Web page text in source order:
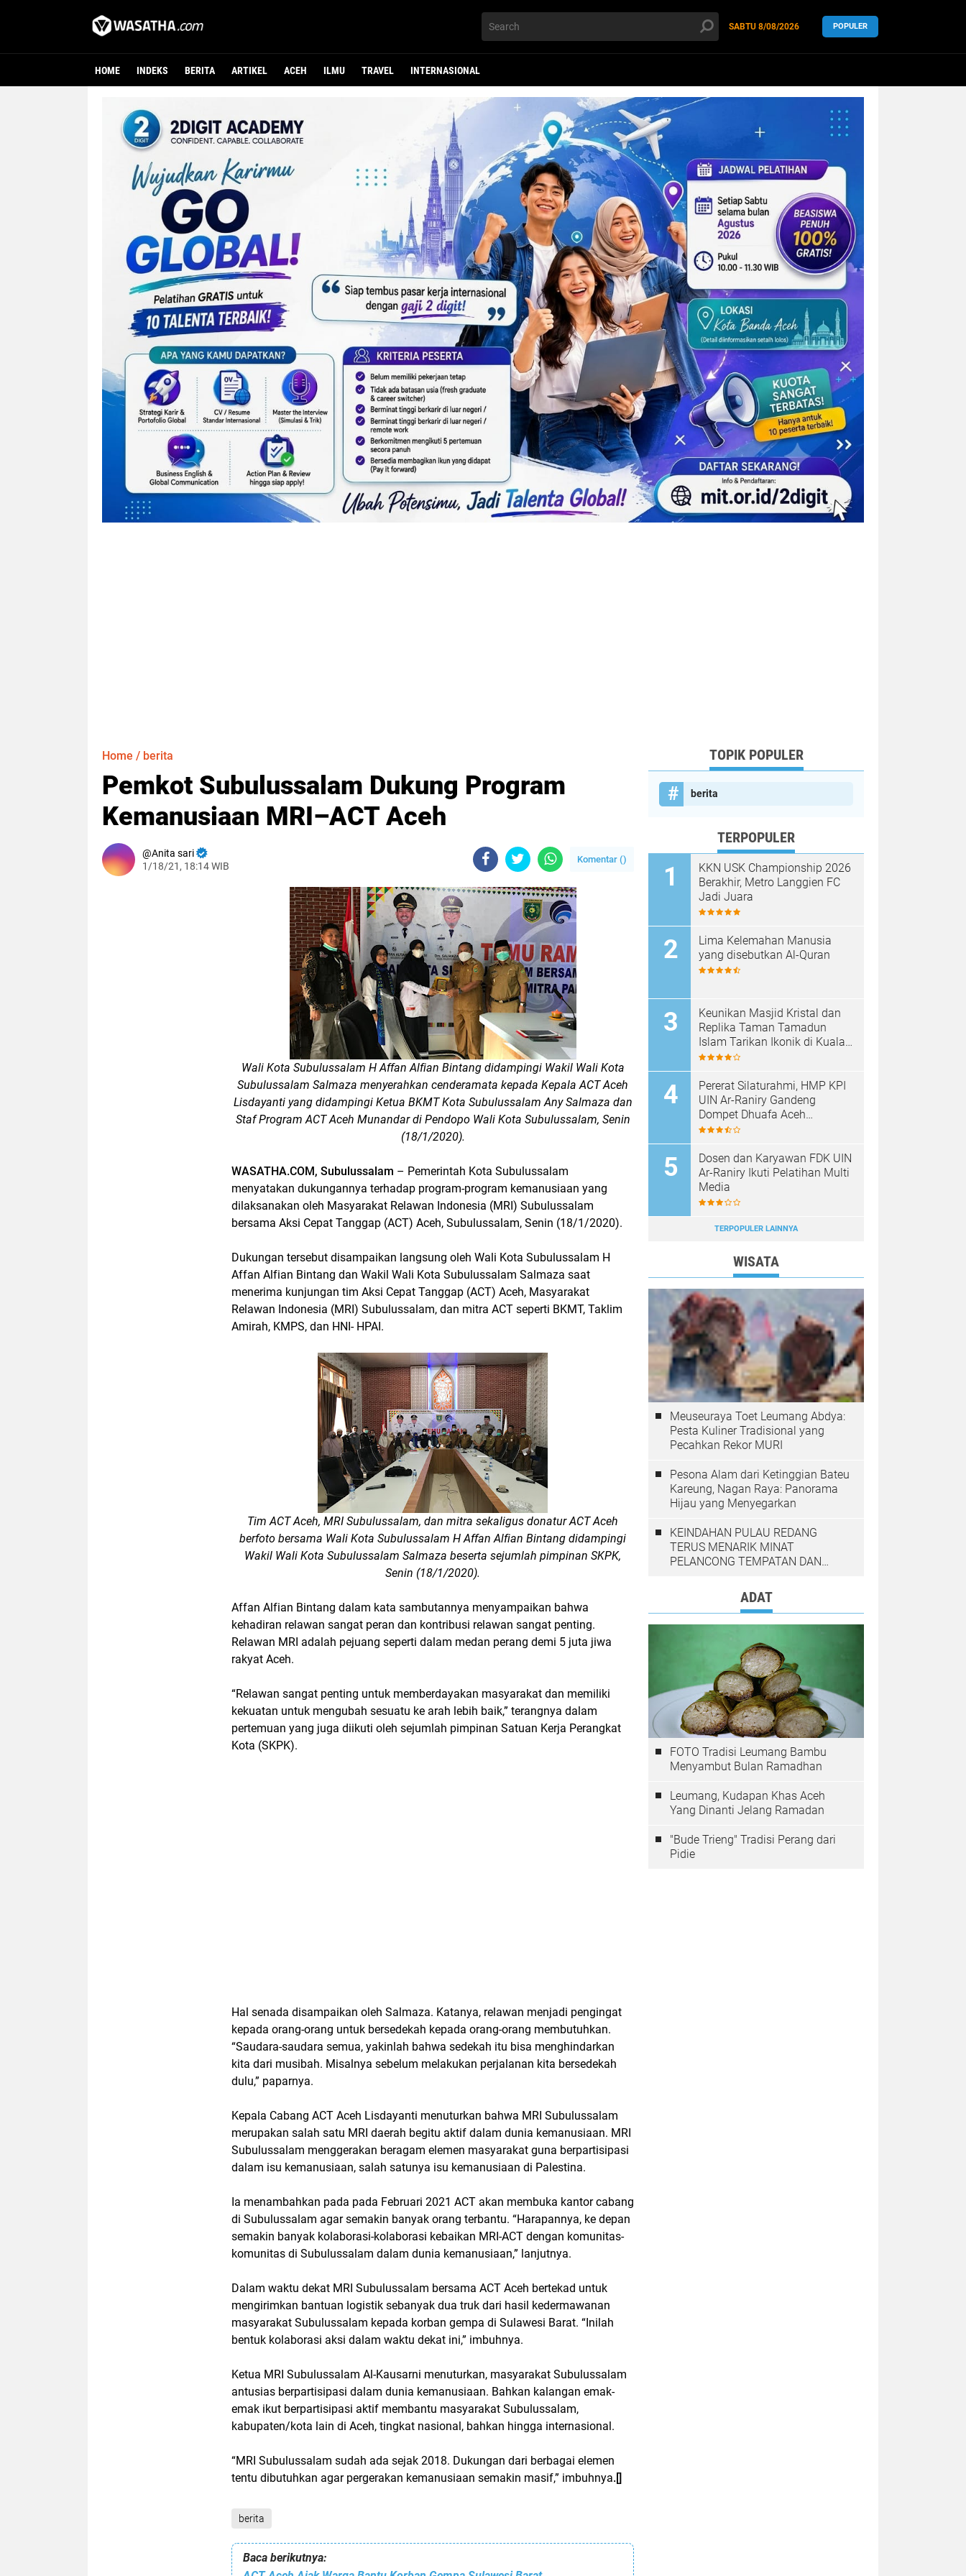
SABTU 8/08/2026 POPULER
HOME INDEKS BERITA ARTIKEL ACEH ILMU TRAVEL INTERNASIONAL
Home / berita
Pemkot Subulussalam Dukung Program
Kemanusiaan MRI–ACT Aceh
Anita sari
1/18/21, 18:14 WIB
Komentar ()
Wali Kota Subulussalam H Affan Alfian Bintang didampingi Wakil Wali Kota
Subulussalam Salmaza menyerahkan cenderamata kepada Kepala ACT Aceh
Lisdayanti yang didampingi Ketua BKMT Kota Subulussalam Any Salmaza dan
Staf Program ACT Aceh Munandar di Pendopo Wali Kota Subulussalam, Senin
(18/1/2020).
WASATHA.COM, Subulussalam – Pemerintah Kota Subulussalam
menyatakan dukungannya terhadap program-program kemanusiaan yang
dilaksanakan oleh Masyarakat Relawan Indonesia (MRI) Subulussalam
bersama Aksi Cepat Tanggap (ACT) Aceh, Subulussalam, Senin (18/1/2020).
Dukungan tersebut disampaikan langsung oleh Wali Kota Subulussalam H
Affan Alfian Bintang dan Wakil Wali Kota Subulussalam Salmaza saat
menerima kunjungan tim Aksi Cepat Tanggap (ACT) Aceh, Masyarakat
Relawan Indonesia (MRI) Subulussalam, dan mitra ACT seperti BKMT, Taklim
Amirah, KMPS, dan HNI- HPAI.
Tim ACT Aceh, MRI Subulussalam, dan mitra sekaligus donatur ACT Aceh
berfoto bersama Wali Kota Subulussalam H Affan Alfian Bintang didampingi
Wakil Wali Kota Subulussalam Salmaza beserta sejumlah pimpinan SKPK,
Senin (18/1/2020).
Affan Alfian Bintang dalam kata sambutannya menyampaikan bahwa
kehadiran relawan sangat peran dan kontribusi relawan sangat penting.
Relawan MRI adalah pejuang seperti dalam medan perang demi 5 juta jiwa
rakyat Aceh.
“Relawan sangat penting untuk memberdayakan masyarakat dan memiliki
kekuatan untuk mengubah sesuatu ke arah lebih baik,” terangnya dalam
pertemuan yang juga diikuti oleh sejumlah pimpinan Satuan Kerja Perangkat
Kota (SKPK).
Hal senada disampaikan oleh Salmaza. Katanya, relawan menjadi pengingat
kepada orang-orang untuk bersedekah kepada orang-orang membutuhkan.
“Saudara-saudara semua, yakinlah bahwa sedekah itu bisa menghindarkan
kita dari musibah. Misalnya sebelum melakukan perjalanan kita bersedekah
dulu,” paparnya.
Kepala Cabang ACT Aceh Lisdayanti menuturkan bahwa MRI Subulussalam
merupakan salah satu MRI daerah begitu aktif dalam dunia kemanusiaan. MRI
Subulussalam menggerakan beragam elemen masyarakat guna berpartisipasi
dalam isu kemanusiaan, salah satunya isu kemanusiaan di Palestina.
Ia menambahkan pada pada Februari 2021 ACT akan membuka kantor cabang
di Subulussalam agar semakin banyak orang terbantu. “Harapannya, ke depan
semakin banyak kolaborasi-kolaborasi kebaikan MRI-ACT dengan komunitas-
komunitas di Subulussalam dalam dunia kemanusiaan,” lanjutnya.
Dalam waktu dekat MRI Subulussalam bersama ACT Aceh bertekad untuk
mengirimkan bantuan logistik sebanyak dua truk dari hasil kedermawanan
masyarakat Subulussalam kepada korban gempa di Sulawesi Barat. “Inilah
bentuk kolaborasi aksi dalam waktu dekat ini,” imbuhnya.
Ketua MRI Subulussalam Al-Kausarni menuturkan, masyarakat Subulussalam
antusias berpartisipasi dalam dunia kemanusiaan. Bahkan kalangan emak-
emak ikut berpartisipasi aktif membantu masyarakat Subulussalam,
kabupaten/kota lain di Aceh, tingkat nasional, bahkan hingga internasional.
“MRI Subulussalam sudah ada sejak 2018. Dukungan dari berbagai elemen
tentu dibutuhkan agar pergerakan kemanusiaan semakin masif,” imbuhnya.[]
berita
Baca berikutnya:
TOPIK POPULER
berita
TERPOPULER
KKN USK Championship 2026
Berakhir, Metro Langgien FC
Jadi Juara
Lima Kelemahan Manusia
yang disebutkan Al-Quran
Keunikan Masjid Kristal dan
Replika Taman Tamadun
Islam Tarikan Ikonik di Kuala
Terengganu, Malaysia
Pererat Silaturahmi, HMP KPI
UIN Ar-Raniry Gandeng
Dompet Dhuafa Aceh
Sukseskan Communication
Dosen dan Karyawan FDK UIN
Ar-Raniry Ikuti Pelatihan Multi
Media
TERPOPULER LAINNYA
WISATA
Meuseuraya Toet Leumang Abdya:
Pesta Kuliner Tradisional yang
Pecahkan Rekor MURI
Pesona Alam dari Ketinggian Bateu
Kareung, Nagan Raya: Panorama
Hijau yang Menyegarkan
KEINDAHAN PULAU REDANG
TERUS MENARIK MINAT
PELANCONG TEMPATAN DAN
ADAT
FOTO Tradisi Leumang Bambu
Menyambut Bulan Ramadhan
Leumang, Kudapan Khas Aceh
Yang Dinanti Jelang Ramadan
"Bude Trieng" Tradisi Perang dari
Pidie